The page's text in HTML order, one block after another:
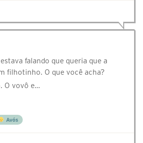
falando que queria que a
filhotinho. O que você acha?
O vovô e…
Avós